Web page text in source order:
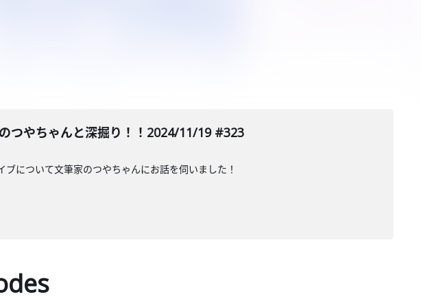
つやちゃんと深掘り！！2024/11/19 #323
について文筆家のつやちゃんにお話を伺いました！